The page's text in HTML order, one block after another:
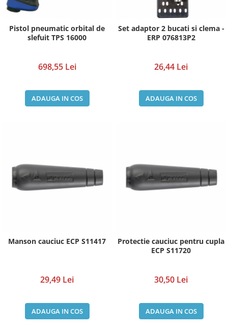
Pistol pneumatic orbital de
slefuit TPS 16000
698,55 Lei
ADAUGA IN COS
Set adaptor 2 bucati si clema -
ERP 076813P2
26,44 Lei
ADAUGA IN COS
Manson cauciuc ECP S11417
29,49 Lei
ADAUGA IN COS
Protectie cauciuc pentru cupla
ECP S11720
30,50 Lei
ADAUGA IN COS